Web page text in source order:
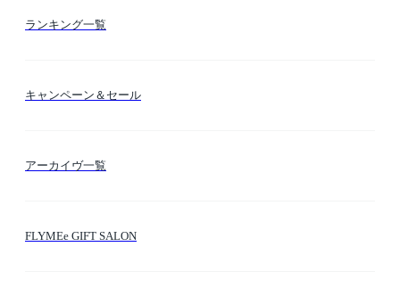
カテゴリー検索
ランキング一覧
キャンペーン＆セール
アーカイヴ一覧
FLYMEe GIFT SALON